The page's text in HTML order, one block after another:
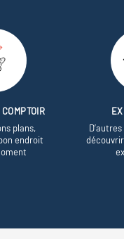
plans,
endroit